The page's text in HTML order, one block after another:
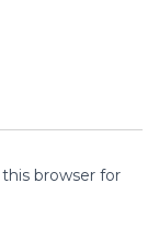
browser for